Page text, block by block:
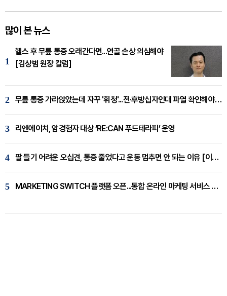
많이 본 뉴스
1
헬스 후 무릎 통증 오래간다면...연골 손상 의심해야
[김상범 원장 칼럼]
2 무릎 통증 가라앉았는데 자꾸 '휘청'...전·후방십자인대 파열 확인해야 [곽우경 원장 칼럼]
3 리엔에이치, 암경험자 대상 ‘RE:CAN 푸드테라피’ 운영
4 팔 들기 어려운 오십견, 통증 줄었다고 운동 멈추면 안 되는 이유 [이병욱 원장 칼럼]
5 MARKETING SWITCH 플랫폼 오픈...통합 온라인 마케팅 서비스 확대